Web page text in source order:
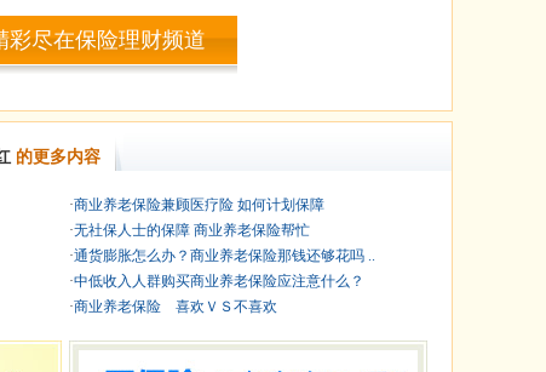
彩尽在保险理财频道
的更多内容
·商业养老保险兼顾医疗险 如何计划保障
·无社保人士的保障 商业养老保险帮忙
·通货膨胀怎么办？商业养老保险那钱还够花吗 ..
·中低收入人群购买商业养老保险应注意什么？
·商业养老保险 喜欢ＶＳ不喜欢